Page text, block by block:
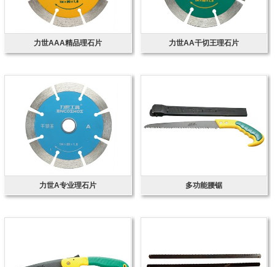
力世AAA精品理石片 力世AA干切王理石片
力世A专业理石片 多功能腰锯